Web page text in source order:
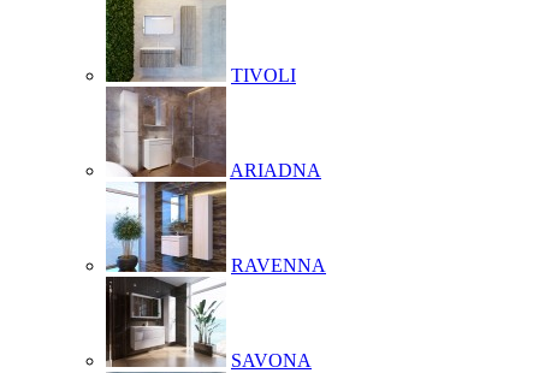
TIVOLI
ARIADNA
RAVENNA
SAVONA